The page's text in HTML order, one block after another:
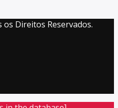
Direitos Reservados.